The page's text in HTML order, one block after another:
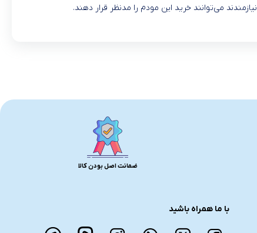
می‌توانند خرید این مودم را مدنظر قرار دهند.
ضمانت اصل بودن کالا
با ما همراه باشید